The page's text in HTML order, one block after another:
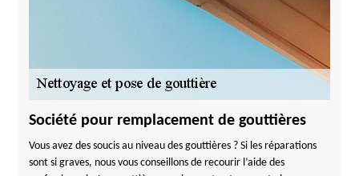
Société pour remplacement de gouttières
Vous avez des soucis au niveau des gouttières ? Si les réparations
sont si graves, nous vous conseillons de recourir l’aide des